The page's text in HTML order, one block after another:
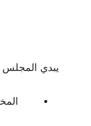
يبدي المجلس